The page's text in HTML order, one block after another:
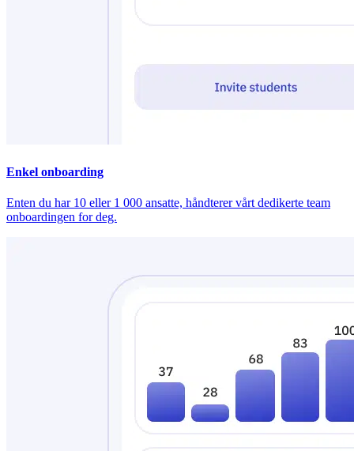
Enkel onboarding
Enten du har 10 eller 1 000 ansatte, håndterer vårt dedikerte team
onboardingen for deg.